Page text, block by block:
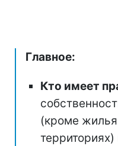
Главное:
Кто имеет
(кроме